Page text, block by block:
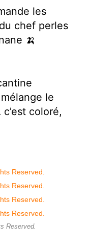
les
chef perles
🍌
le
coloré,
Reserved.